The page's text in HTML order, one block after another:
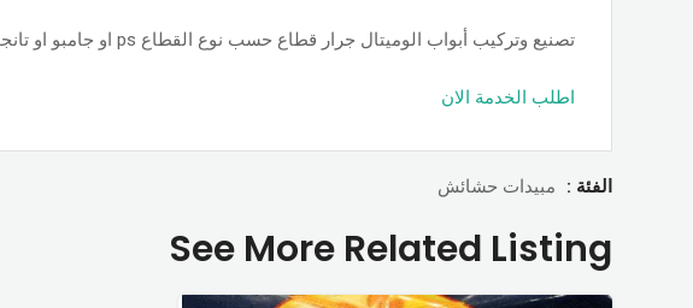
تصنيع وتركيب أبواب الوميتال جرار قطاع حسب نوع القطاع ps او جامبو او تانجو وجميع الألوان والمساحات, حسب الطلب بأسعار ممتازة.
اطلب الخدمة الان
الفئة : مبيدات حشائش
See More Related Listing